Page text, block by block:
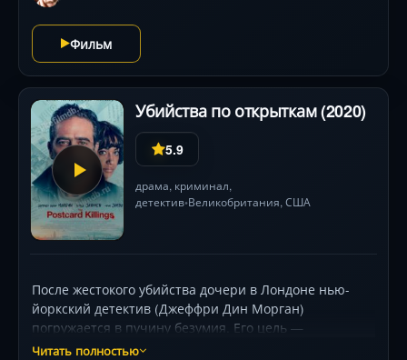
Фильм
Убийства по открыткам (2020)
5.9
драма, криминал,
детектив•Великобритания, США
После жестокого убийства дочери в Лондоне нью-
йоркский детектив (Джеффри Дин Морган)
погружается в пучину безумия. Его цель —
таинственный маньяк, оставляющий на местах
Читать полностью